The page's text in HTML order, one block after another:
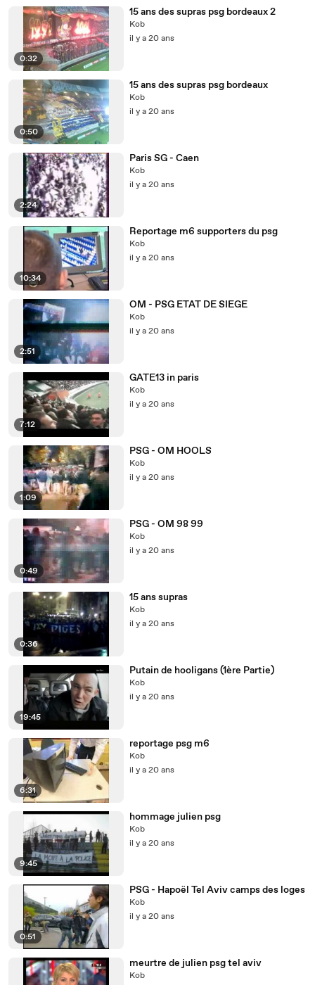
0:32
15 ans des supras psg bordeaux 2
Kob
il y a 20 ans
0:50
15 ans des supras psg bordeaux
Kob
il y a 20 ans
2:24
Paris SG - Caen
Kob
il y a 20 ans
10:34
Reportage m6 supporters du psg
Kob
il y a 20 ans
2:51
OM - PSG ETAT DE SIEGE
Kob
il y a 20 ans
7:12
GATE13 in paris
Kob
il y a 20 ans
1:09
PSG - OM HOOLS
Kob
il y a 20 ans
0:49
PSG - OM 98 99
Kob
il y a 20 ans
0:36
15 ans supras
Kob
il y a 20 ans
19:45
Putain de hooligans (1ère Partie)
Kob
il y a 20 ans
6:31
reportage psg m6
Kob
il y a 20 ans
9:45
hommage julien psg
Kob
il y a 20 ans
0:51
PSG - Hapoël Tel Aviv camps des loges
Kob
il y a 20 ans
meurtre de julien psg tel aviv
Kob